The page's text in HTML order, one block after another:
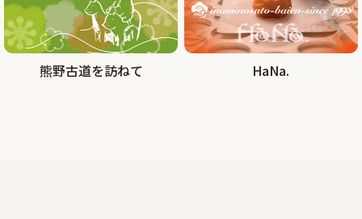
2025/08/29
大好評!!夏の紀州南高梅お買い得企画を9月30日まで延長しま
熊野古道を訪ねて HaNa.